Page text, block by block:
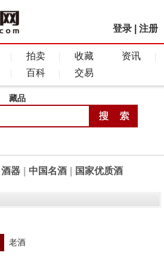
登录 注册
拍卖 收藏
资讯
百科 交易
藏品
酒器 中国名酒 国家优质酒
老酒